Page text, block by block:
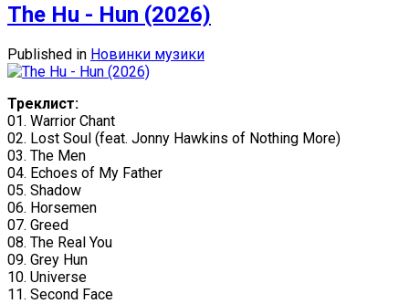
The Hu - Hun (2026)
Published in Новинки музики
Треклист:
01. Warrior Chant
02. Lost Soul (feat. Jonny Hawkins of Nothing More)
03. The Men
04. Echoes of My Father
05. Shadow
06. Horsemen
07. Greed
08. The Real You
09. Grey Hun
10. Universe
11. Second Face